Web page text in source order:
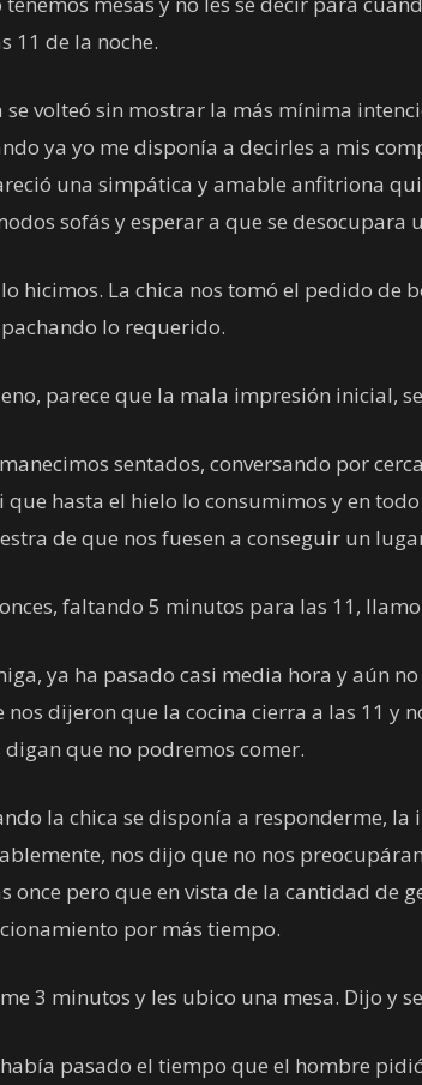
11 de la noche.
se volteó sin mostrar la más mínima
ya yo me disponía a decirles a mis
una simpática y amable anfitriona
sofás y esperar a que se desocupara
hicimos. La chica nos tomó el pedido de
lo requerido.
parece que la mala impresión inicial,
sentados, conversando por
que hasta el hielo lo consumimos y en
de que nos fuesen a conseguir un
faltando 5 minutos para las 11,
ya ha pasado casi media hora y aún
nos dijeron que la cocina cierra a las 11 y
digan que no podremos comer.
la chica se disponía a responderme,
nos dijo que no nos
once pero que en vista de la cantidad de
por más tiempo.
3 minutos y les ubico una mesa. Dijo y
pasado el tiempo que el hombre